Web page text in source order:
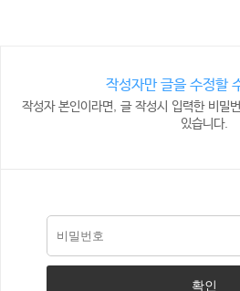
작성자만 글을 수정할
작성자 본인이라면, 글 작성시 입력한 비밀
있습니다.